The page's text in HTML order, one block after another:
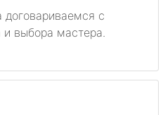
договариваемся с
выбора мастера.